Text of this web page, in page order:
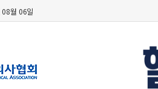
월 06일